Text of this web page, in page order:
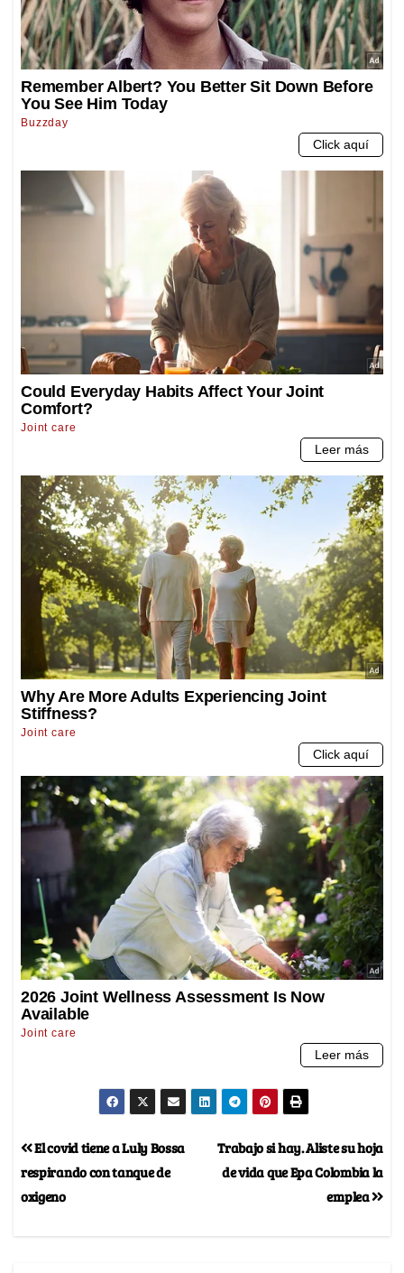
Trabajo si hay. Aliste su hoja
de vida que Epa Colombia la
emplea
El covid tiene a Luly Bossa
respirando con tanque de
oxigeno